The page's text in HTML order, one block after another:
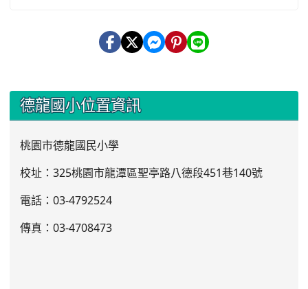
::: 德龍國小位置資訊
桃園市德龍國民小學
校址：325桃園市龍潭區聖亭路八德段451巷140號
電話：03-4792524
傳真：03-4708473